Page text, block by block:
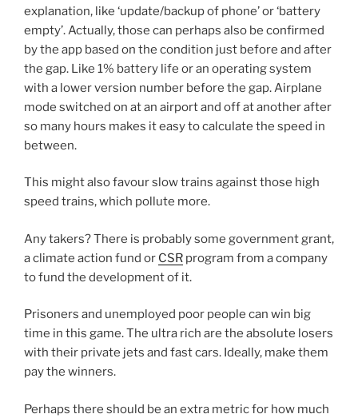
explanation, like ‘update/backup of phone’ or ‘battery
empty’. Actually, those can perhaps also be confirmed
by the app based on the condition just before and after
the gap. Like 1% battery life or an operating system
with a lower version number before the gap. Airplane
mode switched on at an airport and off at another after
so many hours makes it easy to calculate the speed in
between.
This might also favour slow trains against those high
speed trains, which pollute more.
Any takers? There is probably some government grant,
a climate action fund or CSR program from a company
to fund the development of it.
Prisoners and unemployed poor people can win big
time in this game. The ultra rich are the absolute losers
with their private jets and fast cars. Ideally, make them
pay the winners.
Perhaps there should be an extra metric for how much